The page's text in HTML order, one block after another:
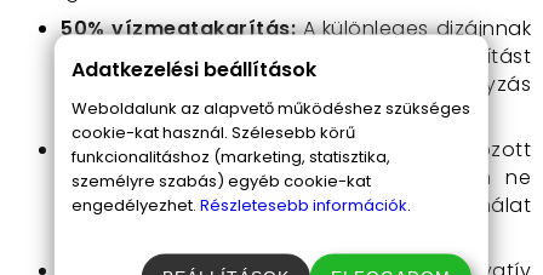
50% vízmegtakarítás:A különleges dizájnnak
köszönhetően jelentős vízmegtakarítást
érhetsz el, anélkül, hogy a zuhanyzás
élményén csorbulna.
Vízkövesedés elleni védelem:A gumírozott
bevonat biztosítja, hogy a zuhanyfejen ne
alakuljon ki vízkő, még hosszú távú használat
Adatkezelési beállítások
Weboldalunk az alapvető működéshez szükséges
cookie-kat használ. Szélesebb körű
funkcionalitáshoz (marketing, statisztika,
személyre szabás) egyéb cookie-kat
engedélyezhet. Részletesebb információk.